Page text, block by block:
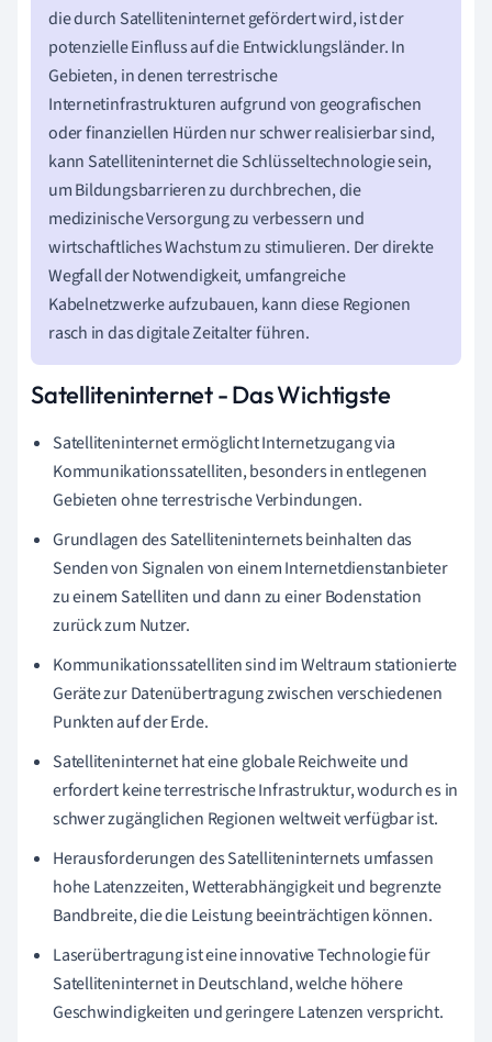
die durch Satelliteninternet gefördert wird, ist der
potenzielle Einfluss auf die Entwicklungsländer. In
Gebieten, in denen terrestrische
Internetinfrastrukturen aufgrund von geografischen
oder finanziellen Hürden nur schwer realisierbar sind,
kann Satelliteninternet die Schlüsseltechnologie sein,
um Bildungsbarrieren zu durchbrechen, die
medizinische Versorgung zu verbessern und
wirtschaftliches Wachstum zu stimulieren. Der direkte
Wegfall der Notwendigkeit, umfangreiche
Kabelnetzwerke aufzubauen, kann diese Regionen
rasch in das digitale Zeitalter führen.
Satelliteninternet - Das Wichtigste
Satelliteninternet ermöglicht Internetzugang via
Kommunikationssatelliten, besonders in entlegenen
Gebieten ohne terrestrische Verbindungen.
Grundlagen des Satelliteninternets beinhalten das
Senden von Signalen von einem Internetdienstanbieter
zu einem Satelliten und dann zu einer Bodenstation
zurück zum Nutzer.
Kommunikationssatelliten sind im Weltraum stationierte
Geräte zur Datenübertragung zwischen verschiedenen
Punkten auf der Erde.
Satelliteninternet hat eine globale Reichweite und
erfordert keine terrestrische Infrastruktur, wodurch es in
schwer zugänglichen Regionen weltweit verfügbar ist.
Herausforderungen des Satelliteninternets umfassen
hohe Latenzzeiten, Wetterabhängigkeit und begrenzte
Bandbreite, die die Leistung beeinträchtigen können.
Laserübertragung ist eine innovative Technologie für
Satelliteninternet in Deutschland, welche höhere
Geschwindigkeiten und geringere Latenzen verspricht.